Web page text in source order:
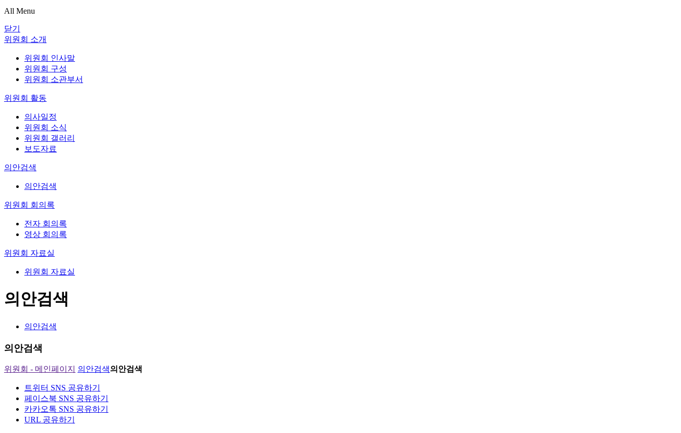
All Menu
닫기
위원회 소개
위원회 인사말
위원회 구성
위원회 소관부서
위원회 활동
의사일정
위원회 소식
위원회 갤러리
보도자료
의안검색
의안검색
위원회 회의록
전자 회의록
영상 회의록
위원회 자료실
위원회 자료실
의안검색
의안검색
의안검색
위원회 - 메인페이지 의안검색의안검색
트위터 SNS 공유하기
페이스북 SNS 공유하기
카카오톡 SNS 공유하기
URL 공유하기